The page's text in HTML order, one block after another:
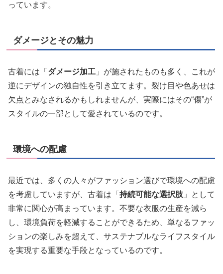
っています。
ダメージとその魅力
古着には「 ダメージ加工 」が施されたものも多く、これが
逆にデザインの独自性を引き立てます。裂け目や色あせは
欠点とみなされるかもしれませんが、実際にはその“傷”が
スタイルの一部として愛されているのです。
環境への配慮
最近では、多くの人々がファッション選びで環境への配慮
を考慮していますが、古着は「 持続可能な選択肢 」として
非常に関心が高まっています。不要な衣服の生産を減ら
し、環境負荷を軽減することができるため、単なるファッ
ションの楽しみを超えて、サステナブルなライフスタイル
を実現する重要な手段となっているのです。